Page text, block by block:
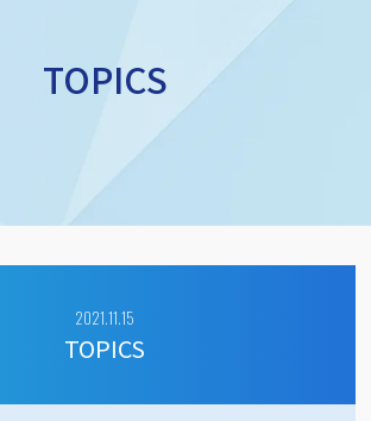
TOPICS
2021.11.15
TOPICS